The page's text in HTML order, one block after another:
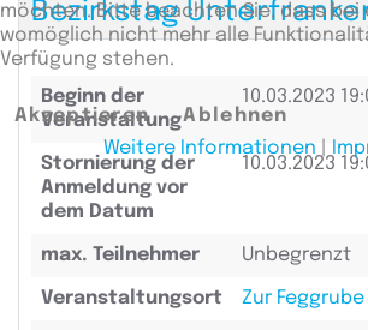
Bezirkstag
Beginn der
Veranstaltung
10.03.2023
Stornierung der
Anmeldung vor
dem Datum
10.03.2023
max. Teilnehmer Unbegrenzt
Veranstaltungsort Zur
möchten. Bitte beachten Sie, dass bei
womöglich nicht mehr alle
Verfügung stehen.
Akzeptieren
Ablehnen
Weitere Informationen